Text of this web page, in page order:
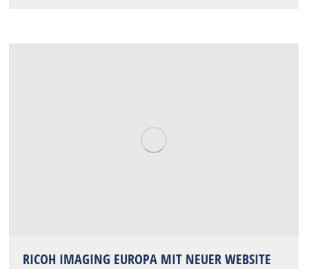
RICOH IMAGING EUROPA MIT NEUER WEBSITE